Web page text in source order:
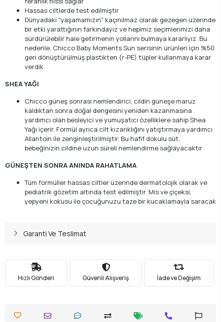
Hassas ciltlerde test edilmiştir
Dünyadaki "yaşamamızın" kaçınılmaz olarak gezegen üzerinde
bir etki yarattığının farkındayız ve hepimiz seçimlerimizi daha
sürdürülebilir hale getirmenin yollarını bulmaya kararlıyız. Bu
nedenle, Chicco Baby Moments Sun serisinin ürünleri için %50
geri dönüştürülmüş plastikten (r-PE) tüpler kullanmaya karar
verdik
SHEA YAĞI
Chicco güneş sonrası nemlendirici, cildin güneşe maruz
kaldıktan sonra doğal dengesini yeniden kazanmasına
yardımcı olan besleyici ve yumuşatıcı özelliklere sahip Shea
Yağı içerir. Formül ayrıca cilt kızarıklığını yatıştırmaya yardımcı
Allantoin ile zenginleştirilmiştir. Bu hafif dokulu süt,
bebeğinizin cildine uzun süreli nemlendirme sağlayacaktır
GÜNEŞTEN SONRA ANINDA RAHATLAMA
Tüm formüller hassas ciltler üzerinde dermatolojik olarak ve
pediatrik gözetim altında test edilmiştir. Mis ve çiçeksi,
yepyeni kokusu ile çocuğunuzu taze bir kucaklamayla saracak
Garanti Ve Teslimat
Hızlı Gönderi Güvenli Alışveriş İade ve Değişim